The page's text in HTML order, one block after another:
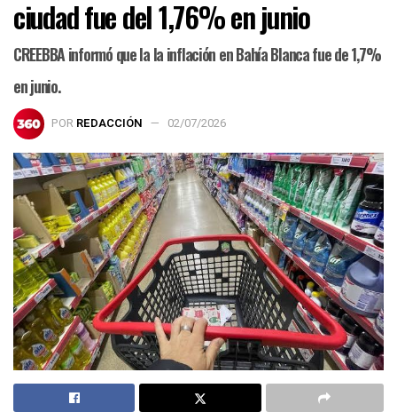
ciudad fue del 1,76% en junio
CREEBBA informó que la la inflación en Bahía Blanca fue de 1,7%
en junio.
POR REDACCIÓN 02/07/2026